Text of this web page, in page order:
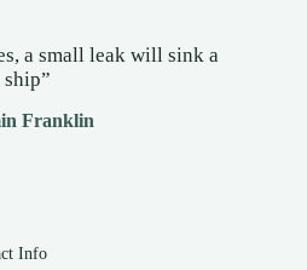
a small leak will sink a
ship”
Franklin
Info